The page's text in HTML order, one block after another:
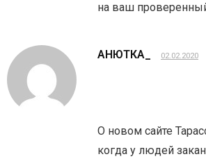
на ваш
АНЮТКА_ 02.02.2020
О новом сайте
когда у людей